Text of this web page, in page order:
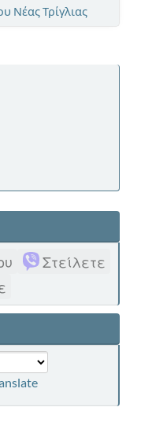
Νέας Τρίγλιας
Στείλετε